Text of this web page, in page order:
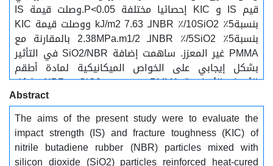
قيم IS و KIC إحصائيا مختلفة P<0.05.وصلت قيمة IS
بنسبةNBR ٪/10SiO2 ٪5لـ 7.63 kJ/m2 ووصلت قيمة KIC
بنسبةNBR ٪/5SiO2 ٪5لـ 2.38MPa.m1/2 بالمقارنة مع
PMMA غير المعزز. ساهمت إضافة SiO2/NBR في التأثير
بشكل إيجابي على الخواص الميكانيكية لمادة أطقم
الأسنان الأساسية PMMA عند توزيع SiO2 و NBR بشكل
متجانس فيها. ولهذا، فإن المادة الأساسية لأطقم
الأسنان PMMA المعززة بجزيئات NBR الممزوجة بـ SiO2
مناسبة بشكل مثالي لتطبيقات طب الأسنان.
Abstract
The aims of the present study were to evaluate the
impact strength (IS) and fracture toughness (KIC) of
nitrile butadiene rubber (NBR) particles mixed with
silicon dioxide (SiO2) particles reinforced heat-cured